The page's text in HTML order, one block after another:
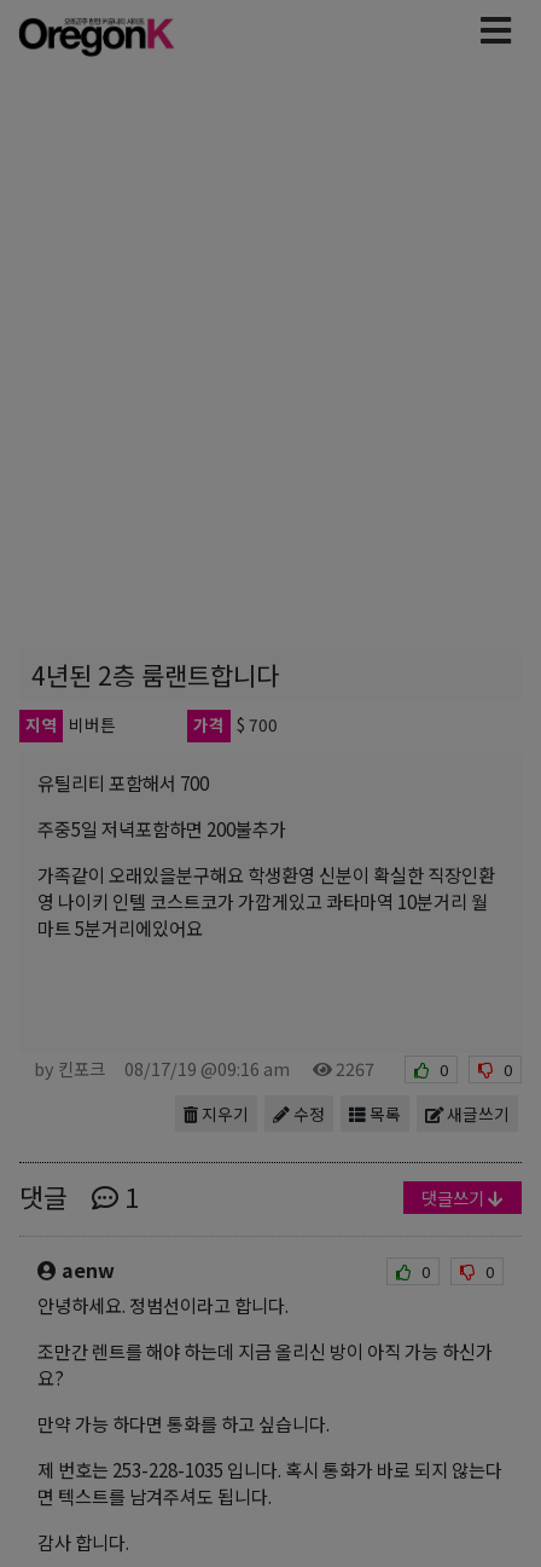
4년된 2층 룸랜트합니다
지역 비버튼 가격 $ 700
유틸리티 포함해서 700
주중5일 저녁포함하면 200불추가
가족같이 오래있을분구해요 학생환영 신분이 확실한 직장인환
영 나이키 인텔 코스트코가 가깝게있고 콰타마역 10분거리 월
마트 5분거리에있어요
by 킨포크 08/17/19 @09:16 am 2267 0 0
새글쓰기
목록
수정
지우기
댓글 1 댓글쓰기
aenw 0 0
안녕하세요. 정범선이라고 합니다.
조만간 렌트를 해야 하는데 지금 올리신 방이 아직 가능 하신가
요?
만약 가능 하다면 통화를 하고 싶습니다.
제 번호는 253-228-1035 입니다. 혹시 통화가 바로 되지 않는다
면 텍스트를 남겨주셔도 됩니다.
감사 합니다.